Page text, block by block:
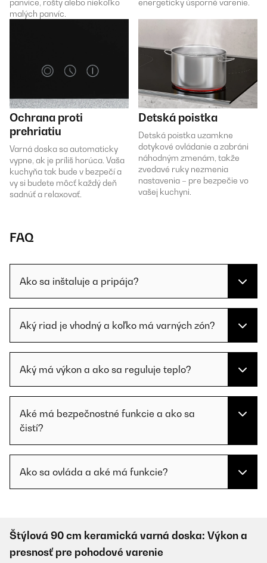
panvice, rošty alebo niekoľko
malých panvíc.
energeticky úsporné varenie.
Ochrana proti
prehriatiu
Varná doska sa automaticky
vypne, ak je príliš horúca. Vaša
kuchyňa tak bude v bezpečí a
vy si budete môcť každý deň
sadnúť a relaxovať.
Detská poistka
Detská poistka uzamkne
dotykové ovládanie a zabráni
náhodným zmenám, takže
zvedavé ruky nezmenia
nastavenia – pre bezpečie vo
vašej kuchyni.
FAQ
Ako sa inštaluje a pripája?
Aký riad je vhodný a koľko má varných zón?
Aký má výkon a ako sa reguluje teplo?
Aké má bezpečnostné funkcie a ako sa
čistí?
Ako sa ovláda a aké má funkcie?
Štýlová 90 cm keramická varná doska: Výkon a
presnosť pre pohodové varenie